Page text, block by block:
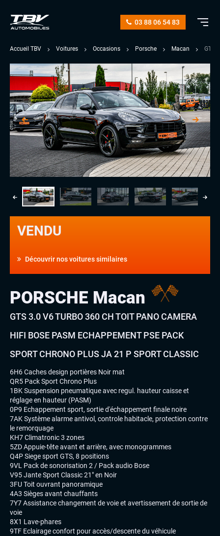
03 88 06 54 83
Accueil TBV Voitures Occasions Porsche Macan GTS
VENDU
Découvrir nos voitures similaires
PORSCHE Macan
GTS 3.0 V6 TURBO 360 CH TOIT PANO CAMERA
HIFI BOSE PASM ECHAPPEMENT PSE PACK
SPORT CHRONO PLUS JA 21 P SPORT CLASSIC
6H6 Caches design portières Noir mat
QR5 Pack Sport Chrono Plus
1BK Suspension pneumatique avec regul. hauteur caisse et
réglage en hauteur (PASM)
0P9 Echappement sport, sortie d'échappement finale noire
7AK Système alarme antivol, controle habitacle, protection contre
le remorquage
KH7 Climatronic 3 zones
5ZD Appuie-tête avant et arrière, avec monogrammes
Q4P Siege sport GTS, 8 positions
9VL Pack de sonorisation 2 / Pack audio Bose
V95 Jante Sport Classic 21" en Noir
3FU Toit ouvrant panoramique
4A3 Sièges avant chauffants
7Y7 Assistance changement de voie et avertissement de sortie de
voie
8X1 Lave-phares
9TF Eclairage confort pour accès/descente du véhicule